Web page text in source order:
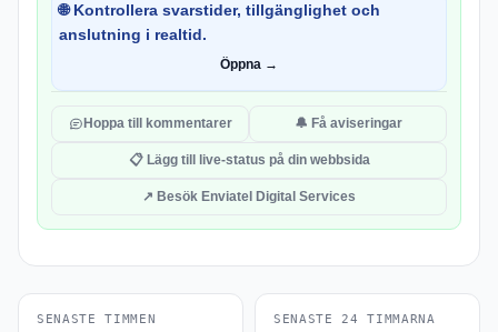
🌐 Kontrollera svarstider, tillgänglighet och
anslutning i realtid.
Öppna →
Hoppa till kommentarer 🔔 Få aviseringar
📋 Lägg till live-status på din webbsida
↗ Besök Enviatel Digital Services
SENASTE TIMMEN SENASTE 24 TIMMARNA